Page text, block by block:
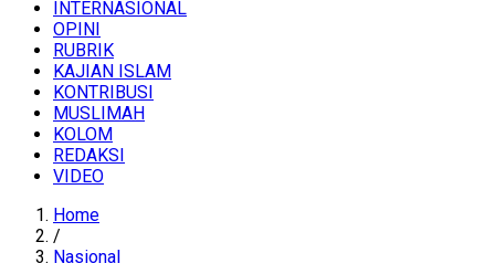
INTERNASIONAL
OPINI
RUBRIK
KAJIAN ISLAM
KONTRIBUSI
MUSLIMAH
KOLOM
REDAKSI
VIDEO
Home
/
Nasional